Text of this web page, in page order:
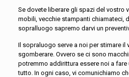
Se dovete liberare gli spazi del vostro
mobili, vecchie stampanti chiamateci,
sopralluogo sapremo darvi un
Il sopraluogo serve a noi per stimare il
sgomberare. Ovvero se ci sono
potremmo addirittura essere noi a fare
tutto. In ogni caso, vi comunichiamo